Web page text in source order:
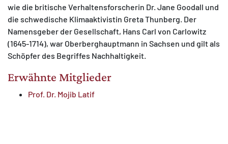
wie die britische Verhaltensforscherin Dr. Jane Goodall und
die schwedische Klimaaktivistin Greta Thunberg. Der
Namensgeber der Gesellschaft, Hans Carl von Carlowitz
(1645-1714), war Oberberghauptmann in Sachsen und gilt als
Schöpfer des Begriffes Nachhaltigkeit.
Erwähnte Mitglieder
Prof. Dr. Mojib Latif